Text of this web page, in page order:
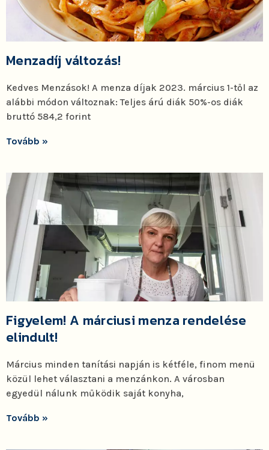
Menzadíj változás!
Kedves Menzások! A menza díjak 2023. március 1-től az
alábbi módon változnak: Teljes árú diák 50%-os diák
bruttó 584,2 forint
Tovább »
Figyelem! A márciusi menza rendelése
elindult!
Március minden tanítási napján is kétféle, finom menü
közül lehet választani a menzánkon. A városban
egyedül nálunk működik saját konyha,
Tovább »